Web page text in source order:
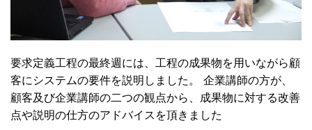
要求定義工程の最終週には、工程の成果物を用いながら顧
客にシステムの要件を説明しました。 企業講師の方が、
顧客及び企業講師の二つの観点から、成果物に対する改善
点や説明の仕方のアドバイスを頂きました